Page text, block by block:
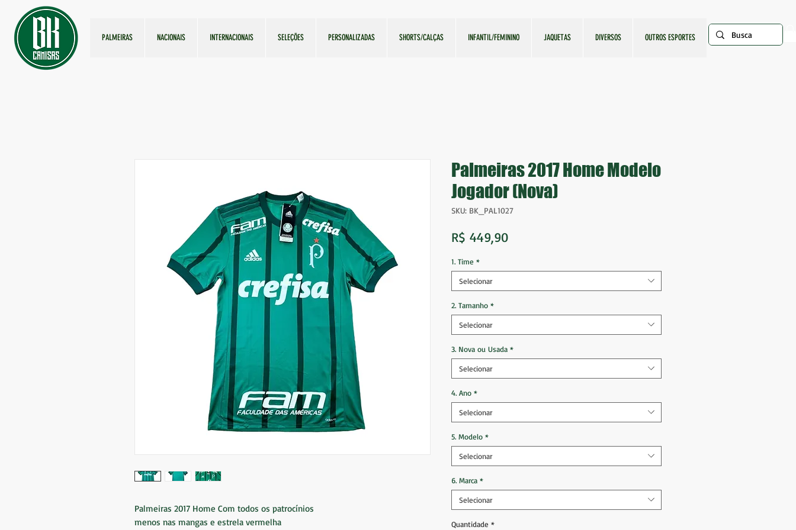
PALMEIRAS NACIONAIS INTERNACIONAIS SELEÇÕES PERSONALIZADAS SHORTS/CALÇAS INFANTIL/FEMININO JAQUETAS DIVERSOS OUTROS ESPORTES
Palmeiras 2017 Home Com todos os patrocínios
menos nas mangas e estrela vermelha
Palmeiras 2017 Home Modelo
Jogador (Nova)
SKU: BK_PAL1027
R$ 449,90Preço
1. Time *
Selecionar
2. Tamanho *
Selecionar
3. Nova ou Usada *
Selecionar
4. Ano *
Selecionar
5. Modelo *
Selecionar
6. Marca *
Selecionar
Quantidade *